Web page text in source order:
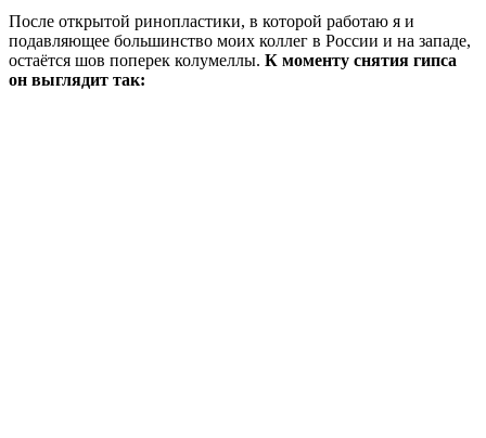
После открытой ринопластики, в которой работаю я и
подавляющее большинство моих коллег в России и на западе,
остаётся шов поперек колумеллы. К моменту снятия гипса
он выглядит так: